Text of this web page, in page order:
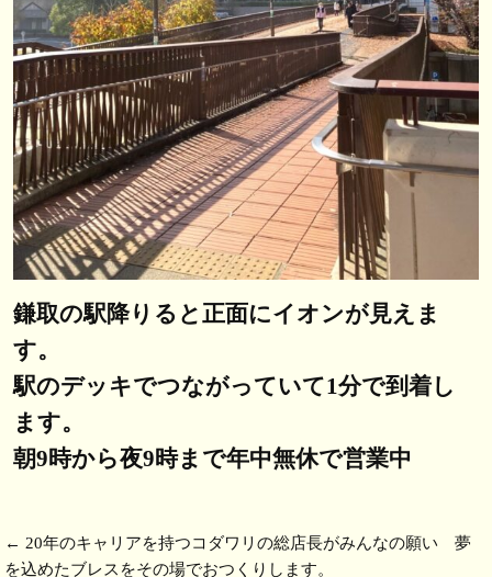
鎌取の駅降りると正面にイオンが見えま
す。
駅のデッキでつながっていて1分で到着し
ます。
朝9時から夜9時まで年中無休で営業中
← 20年のキャリアを持つコダワリの総店長がみんなの願い 夢
を込めたブレスをその場でおつくりします。